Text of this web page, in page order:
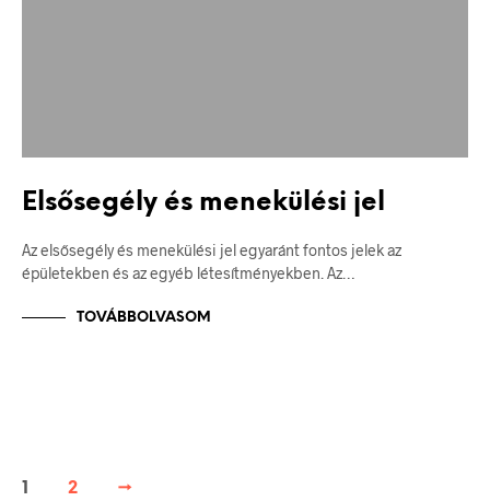
Elsősegély és menekülési jel
Az elsősegély és menekülési jel egyaránt fontos jelek az
épületekben és az egyéb létesítményekben. Az…
TOVÁBBOLVASOM
1 2 →